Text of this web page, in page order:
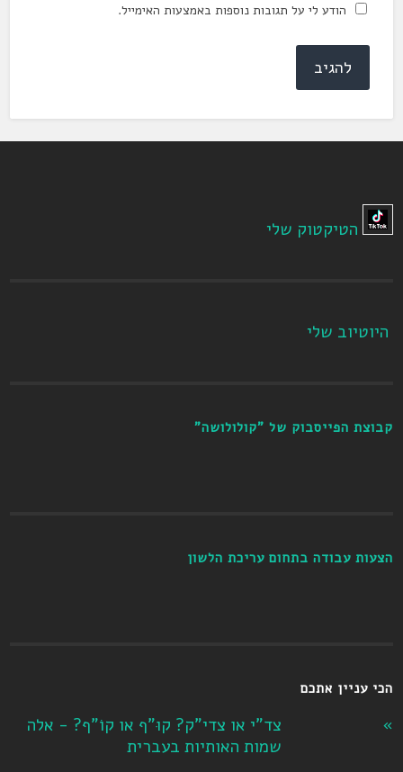
הודע לי על תגובות נוספות באמצעות האימייל.
הטיקטוק שלי
היוטיוב שלי
קבוצת הפייסבוק של "קולולושה"
הצעות עבודה בתחום עריכת הלשון
הכי עניין אתכם
צד"י או צדי"ק? קוּ"ף או קוֹ"ף? - אלה
שמות האותיות בעברית